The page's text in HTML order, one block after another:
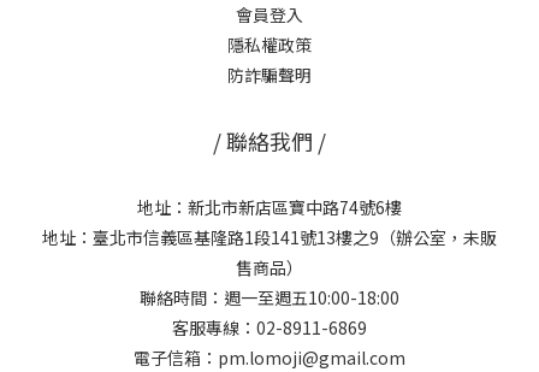
會員登入
隱私權政策
防詐騙聲明
/ 聯絡我們 /
地址：新北市新店區寶中路74號6樓
地址：臺北市信義區基隆路1段141號13樓之9（辦公室，未販
售商品）
聯絡時間：週一至週五10:00-18:00
客服專線：02-8911-6869
電子信箱：pm.lomoji@gmail.com